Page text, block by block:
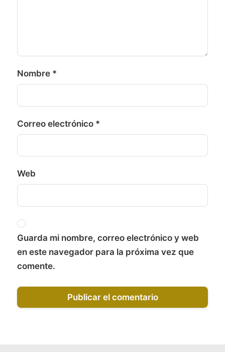
Nombre *
Correo electrónico *
Web
Guarda mi nombre, correo electrónico y web
en este navegador para la próxima vez que
comente.